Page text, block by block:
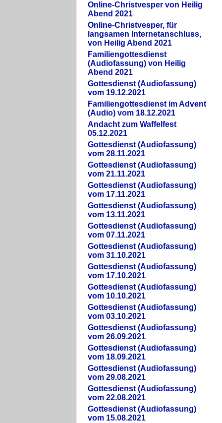
Online-Christvesper von Heilig
Abend 2021
Online-Christvesper, für
langsamen Internetanschluss,
von Heilig Abend 2021
Familiengottesdienst
(Audiofassung) von Heilig
Abend 2021
Gottesdienst (Audiofassung)
vom 19.12.2021
Familiengottesdienst im Advent
(Audio) vom 18.12.2021
Andacht zum Waffelfest
05.12.2021
Gottesdienst (Audiofassung)
vom 28.11.2021
Gottesdienst (Audiofassung)
vom 21.11.2021
Gottesdienst (Audiofassung)
vom 17.11.2021
Gottesdienst (Audiofassung)
vom 13.11.2021
Gottesdienst (Audiofassung)
vom 07.11.2021
Gottesdienst (Audiofassung)
vom 31.10.2021
Gottesdienst (Audiofassung)
vom 17.10.2021
Gottesdienst (Audiofassung)
vom 10.10.2021
Gottesdienst (Audiofassung)
vom 03.10.2021
Gottesdienst (Audiofassung)
vom 26.09.2021
Gottesdienst (Audiofassung)
vom 18.09.2021
Gottesdienst (Audiofassung)
vom 29.08.2021
Gottesdienst (Audiofassung)
vom 22.08.2021
Gottesdienst (Audiofassung)
vom 15.08.2021